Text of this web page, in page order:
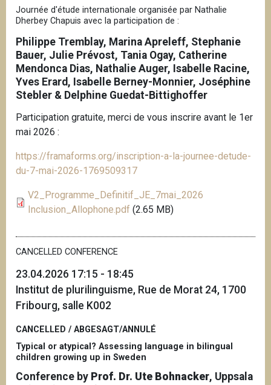
Journée d'étude internationale organisée par Nathalie
Dherbey Chapuis avec la participation de :
Philippe Tremblay, Marina Apreleff, Stephanie
Bauer, Julie Prévost, Tania Ogay, Catherine
Mendonca Dias, Nathalie Auger, Isabelle Racine,
Yves Erard, Isabelle Berney-Monnier, Joséphine
Stebler & Delphine Guedat-Bittighoffer
Participation gratuite, merci de vous inscrire avant le 1er
mai 2026 :
https://framaforms.org/inscription-a-la-journee-detude-
du-7-mai-2026-1769509317
V2_Programme_Definitif_JE_7mai_2026
Inclusion_Allophone.pdf (2.65 MB)
CANCELLED CONFERENCE
23.04.2026 17:15 - 18:45
Institut de plurilinguisme, Rue de Morat 24, 1700
Fribourg, salle K002
CANCELLED / ABGESAGT/ANNULÉ
Typical or atypical? Assessing language in bilingual
children growing up in Sweden
Conference by Prof. Dr. Ute Bohnacker, Uppsala